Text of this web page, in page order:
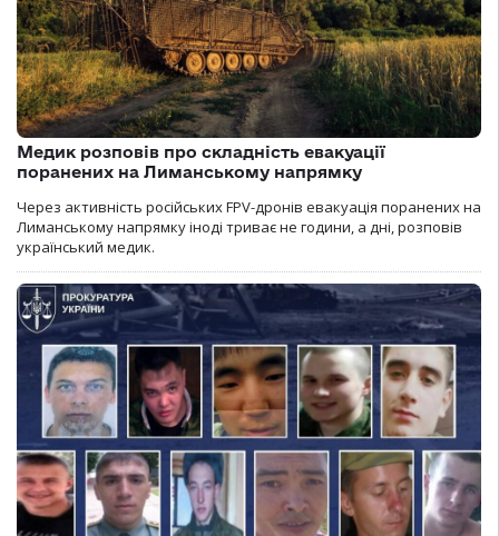
Медик розповів про складність евакуації
поранених на Лиманському напрямку
Через активність російських FPV-дронів евакуація поранених на
Лиманському напрямку іноді триває не години, а дні, розповів
український медик.